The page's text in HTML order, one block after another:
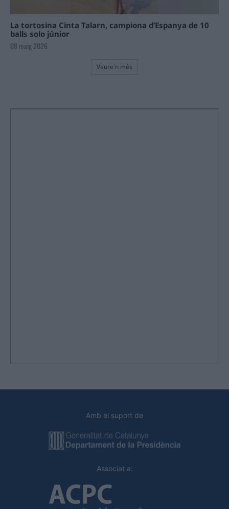
La tortosina Cinta Talarn, campiona d’Espanya de 10
balls solo júnior
08 maig 2026
Veure'n més
Amb el suport de
Associat a: